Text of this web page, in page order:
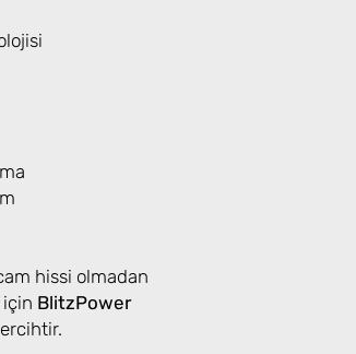
hissi olmadan
için BlitzPower